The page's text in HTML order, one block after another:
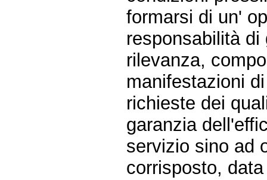
formarsi di un'
responsabilità
rilevanza,
manifestazioni
richieste dei
garanzia
servizio sino ad
corrisposto,